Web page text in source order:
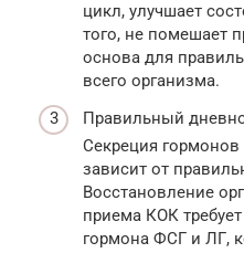
цикл, улучшает
того, не помешает
основа для
всего организма.
Правильный
Секреция
зависит от
Восстановление
приема КОК
гормона ФСГ и ЛГ,